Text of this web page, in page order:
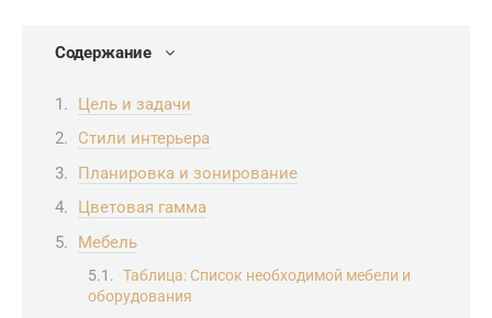
Содержание
Цель и задачи
Стили интерьера
Планировка и зонирование
Цветовая гамма
Мебель
Таблица: Список необходимой мебели и
оборудования